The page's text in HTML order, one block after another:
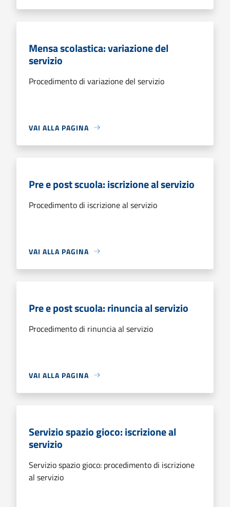
Mensa scolastica: variazione del
servizio
Procedimento di variazione del servizio
VAI ALLA PAGINA
Pre e post scuola: iscrizione al servizio
Procedimento di iscrizione al servizio
VAI ALLA PAGINA
Pre e post scuola: rinuncia al servizio
Procedimento di rinuncia al servizio
VAI ALLA PAGINA
Servizio spazio gioco: iscrizione al
servizio
Servizio spazio gioco: procedimento di iscrizione
al servizio